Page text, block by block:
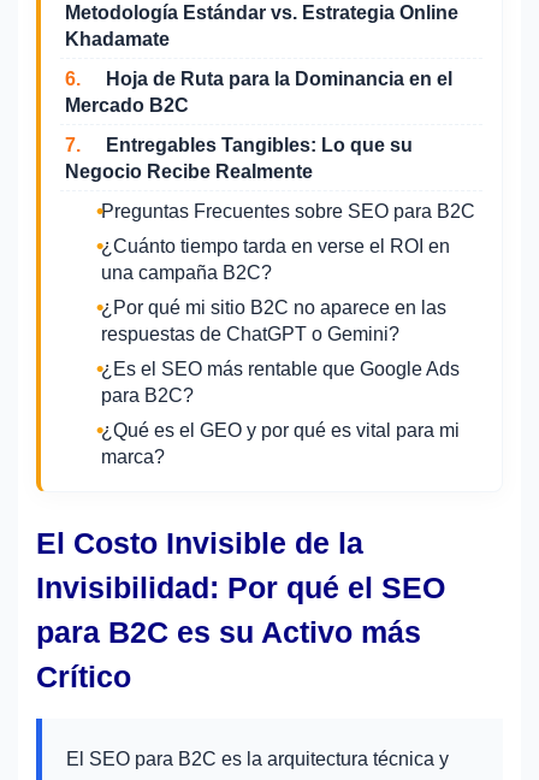
Metodología Estándar vs. Estrategia Online
Khadamate
6.
Hoja de Ruta para la Dominancia en el
Mercado B2C
7.
Entregables Tangibles: Lo que su
Negocio Recibe Realmente
Preguntas Frecuentes sobre SEO para B2C
¿Cuánto tiempo tarda en verse el ROI en
una campaña B2C?
¿Por qué mi sitio B2C no aparece en las
respuestas de ChatGPT o Gemini?
¿Es el SEO más rentable que Google Ads
para B2C?
¿Qué es el GEO y por qué es vital para mi
marca?
El Costo Invisible de la
Invisibilidad: Por qué el SEO
para B2C es su Activo más
Crítico
El SEO para B2C es la arquitectura técnica y